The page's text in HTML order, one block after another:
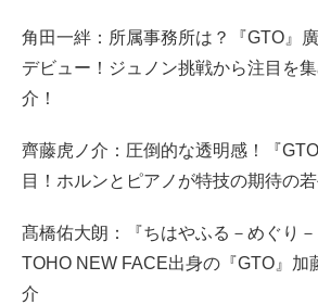
角田一絆：所属事務所は？『GTO』
デビュー！ジュノン挑戦から注目を
介！
齊藤虎ノ介：圧倒的な透明感！『
目！ホルンとピアノが特技の期待の
髙橋佑大朗：『ちはやふる－めぐり－
TOHO NEW FACE出身の『GTO』加
介